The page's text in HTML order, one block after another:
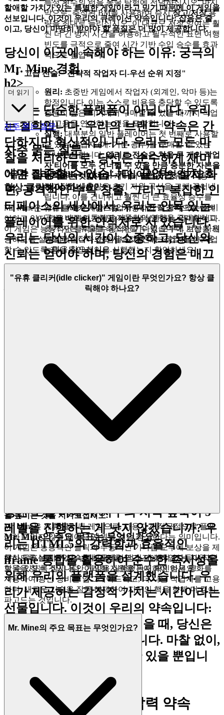
특정 횟수의 런을 동굴 탐험에 전념하십시오. 마지
막으로, 축적된 BM을 사용하여 즉시창고/저장용
량을 최대로 늘리십시오. 이 대규모 저장 잉여는 훨
씬 더 긴 방치 시간을 허용하고 필수적인 표면 여행
빈도를 극적으로 줄여 시간 기반 수입 승수를 효과
적으로 높입니다.
고급 전술: "전략적 작업자 디-우선 순위 지정"
원리: 초중반 게임에서 작업자 (외계인, 악마 등)는
함정입니다. 이는 스스로 비용을 충당할 수 있도록
충분히 높은 티어에서 구매할 수 있을 때까지 작업
자 고용을 연기하는 것을 포함합니다.
실행: 대부분의 일반 플레이어는 첫 번째로 사용할
수 있는 작업자 (예: 기본 광부)를 구매할 수 있는
즉시 고용합니다.엘리트 전술은 처음 두 개의 작업
자 티어를 모두 건너뛸 수 있을 만큼 충분한 자본을
비축하는 것입니다.저티어 작업자의 유지 비용과
부가적인 산출량은 초기 자원 곡선을 크게 끌어내
립니다. 이를 건너뛰고 훨씬 더 큰 효율성 승수를
가진 더 높은 티어 작업자 (예: 드릴 상사 또는 정비
공)로 바로 이동하면 자동화의 영향을 극대화하고
초기 자본 유출을 최소화할 수 있습니다. 기본 자원
유형과 직접적으로 시너지를 내는 작업자의 수동
능력을 찾으십시오.
표면에 도달하자마자 모든 광물을 즉시
이것이 효과가 있는 이유는 다음과 같습니다. 거래 시스템은
특정 광물 유형에 대해 막대한 백분율 보너스 (최대 2배 또는 3
배)를 제공할 수 있는 역동적인 시장 가격을 도입합니다. 모든
광물을 즉시 판매하는 경우 1배 승수를 고정하는 것입니다.
고 가치의 광물 2~3개 (예: 우라늄, 백금)를 수백만 개나 비축하
순간적인 시장 급등을 활용할 수 있는 대규모 인벤토리를
만들 수 있습니다. 거래 시스템이 우라늄에 2.5배 승수를 제공
하면 단일 거래로 몇 시간 동안 지속적으로 낮은 승수로 채굴
을 높이는 것을 지켜보십시오.
할애할 가치가 있는 특별한 게임이라고 믿기 때문에 이 게임을
선보입니다. 이것이 우리의 큐레이션 약속입니다: 잡음은 줄
이고, 당신이 마땅히 받아야 할 품질은 더 많이 제공합니다.
당신이 이곳에 속해야 하는 이유: 궁극의
Mr. Mine 경험
h2>
우리는 단순한 플랫폼이 아닙니다. 우리
는 철학입니다. 우리의 브랜드 약속은 간
단하지만 혁신적입니다.우리는 모든 마
찰을 처리하므로, 당신은 순수하게 재미
에만 집중할 수 있습니다.끝없는 설치 화
면, 공격적인 수익 창출, 그리고 복잡한 인
터페이스의 세상에서, 우리는 안목 있는
플레이어를 위한 안식처로 서 있습니다.
우리는 당신의 시간이 소중하고, 당신의
신뢰는 얻어야 하며, 당신의 경험은 매끄
Mine 을 플레이하는 것은 선택 사항이 아
1. 당신의 시간을 되찾으세요: 즉시
플레이의 즐거움
현대 생활은 바쁘고, 당신의 자유 시간은
동안 보낼 바에야, 지구의 지각 깊숙이 5
레벨을 진행하는 게 낫지 않겠습니까? 우
리는 HTML5의 강력함과 효율적인
iframe 통합을 활용하여 순수한 즉시성을
위해 우리의 플랫폼을 설계했습니다. 우
리가 제공하는 감정적 가치는 시간이라는
선물입니다.이것이 우리의 약속입니다:
Mr. Mine을 플레이하고 싶을 때, 당신은
몇 초 안에 게임을 시작합니다. 마찰 없이,
순수하고 즉각적인 재미만 있을 뿐입니
2. 정직한 재미: 제로 압력 약속
더 읽기
자주 묻는 질문
자주 묻는 질문
"유휴 클리커(idle clicker)" 게임이란 무엇인가요?
항상 클릭해야 하나요?
Mr. Mine은 유휴 클리커 게임으로, 사용자가 적극적으로 플레
이하고 있지 않을 때에도 자원을 계속 생성한다는 의미입니다.
이 게임은 능동적인 클릭과 수동적인 기다림 모두에 보상을 제
공하도록 설계되었습니다. 게임을 닫기 전에 작업자들이 작업
할 수 있도록 잠시 동안 게임을 실행했는지 확인하세요!
"유휴 클리커(idle clicker)" 게임이란 무엇인가요? 항상 클
릭해야 하나요?
Mr. Mine은 유휴 클리커 게임으로, 사용자가 적극적으로 플레
이하고 있지 않을 때에도 자원을 계속 생성한다는 의미입니다.
이 게임은 능동적인 클릭과 수동적인 기다림 모두에 보상을 제
공하도록 설계되었습니다. 게임을 닫기 전에 작업자들이 작업
할 수 있도록 잠시 동안 게임을 실행했는지 확인하세요!
Mr. Mine의 주요 목표는 무엇인가요?
핵심 목표는 지구 깊숙이 채굴하여 점점 더 가치 있는 자원과
보물을 찾는 것입니다. 이러한 자원을 판매하여 얻은 통화를
사용하여 광산 장비를 업그레이드하고, 더 나은 작업자를 고용
하며, 새로운 기술을 잠금 해제하여 지구의 핵을 향해 더 깊이
파고드는 것입니다.
Mr. Mine의 주요 목표는 무엇인가요?